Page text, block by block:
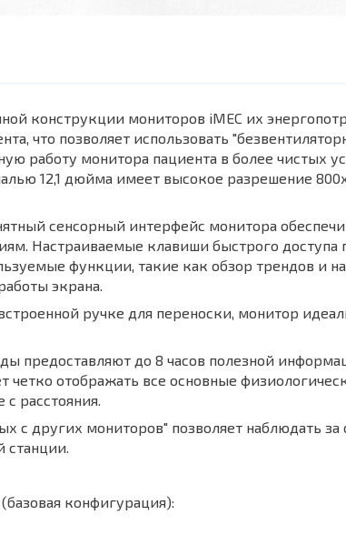
конструкции мониторов iMEC их
что позволяет использовать
работу монитора пациента в более чистых
12,1 дюйма имеет высокое разрешение
сенсорный интерфейс монитора
Настраиваемые клавиши быстрого доступа
функции, такие как обзор трендов и
экрана.
ручке для переноски, монитор
предоставляют до 8 часов полезной
четко отображать все основные
расстояния.
с других мониторов" позволяет наблюдать за
станции.
(базовая конфигурация):